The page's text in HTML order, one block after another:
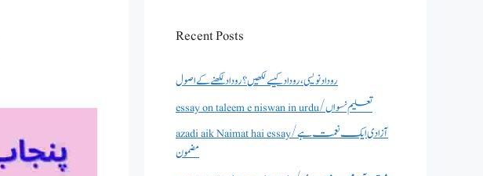
Recent Posts
روداد نویسی ،روداد کیسے لکھیں؟ روداد لکھنے کے اصول
essay on taleem e niswan in urdu/تعلیم نسواں
azadi aik Naimat hai essay/آزادی ایک نعمت ہے
مضمون